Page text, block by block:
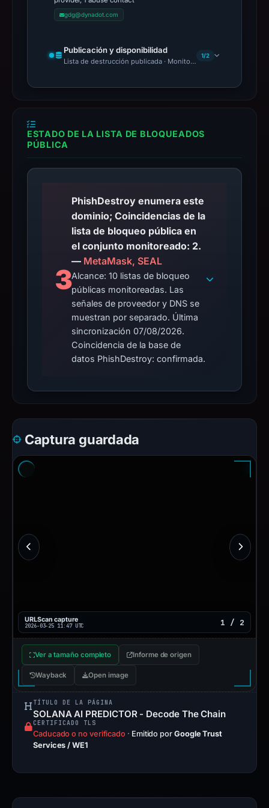
gdg@dynadot.com
Publicación y disponibilidad
Lista de destrucción publicada · Monitoring Continues
1/2
ESTADO DE LA LISTA DE BLOQUEADOS
PÚBLICA
3
PhishDestroy enumera este
dominio; Coincidencias de la
lista de bloqueo pública en
el conjunto monitoreado: 2.
— MetaMask, SEAL
Alcance: 10 listas de bloqueo
públicas monitoreadas. Las
señales de proveedor y DNS se
muestran por separado. Última
sincronización 07/08/2026.
Coincidencia de la base de
datos PhishDestroy: confirmada.
Captura guardada
URLScan capture
2026-03-25 11:47 UTC 1 / 2
Ver a tamaño completo Informe de origen
Wayback Open image
TÍTULO DE LA PÁGINA
SOLANA AI PREDICTOR - Decode The Chain
CERTIFICADO TLS
Caducado o no verificado · Emitido por Google Trust
Services / WE1